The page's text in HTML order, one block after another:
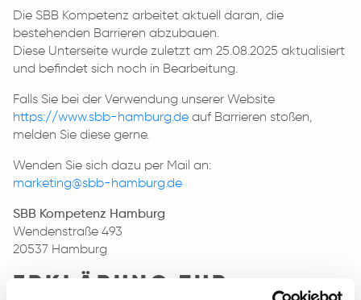
Die SBB Kompetenz arbeitet aktuell daran, die
bestehenden Barrieren abzubauen.
Diese Unterseite wurde zuletzt am 25.08.2025 aktualisiert
und befindet sich noch in Bearbeitung.
Falls Sie bei der Verwendung unserer Website
https://www.sbb-hamburg.de auf Barrieren stoßen,
melden Sie diese gerne.
Wenden Sie sich dazu per Mail an:
marketing@sbb-hamburg.de
SBB Kompetenz Hamburg
Wendenstraße 493
20537 Hamburg
ERKLÄRUNG ZUR